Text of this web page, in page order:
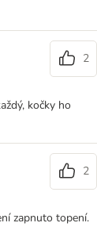
2
kočky ho
2
zapnuto topení.